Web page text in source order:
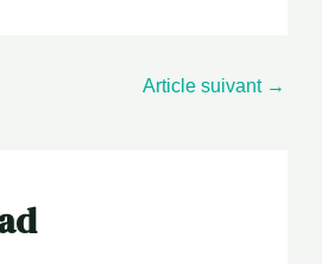
Article suivant →